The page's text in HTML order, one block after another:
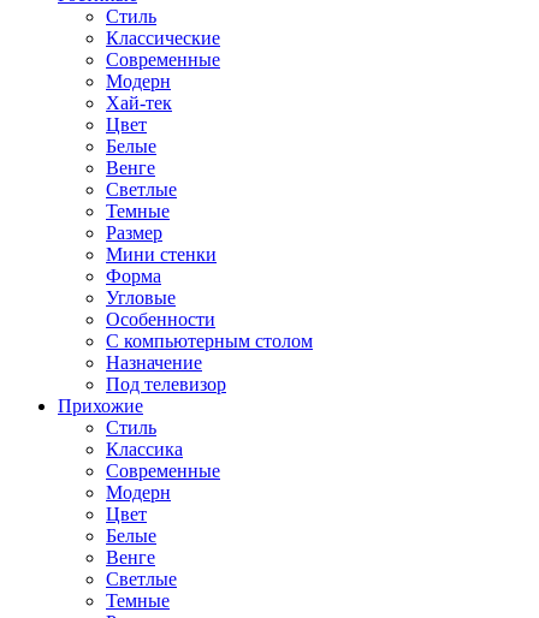
Стиль
Классические
Современные
Модерн
Хай-тек
Цвет
Белые
Венге
Светлые
Темные
Размер
Мини стенки
Форма
Угловые
Особенности
С компьютерным столом
Назначение
Под телевизор
Прихожие
Стиль
Классика
Современные
Модерн
Цвет
Белые
Венге
Светлые
Темные